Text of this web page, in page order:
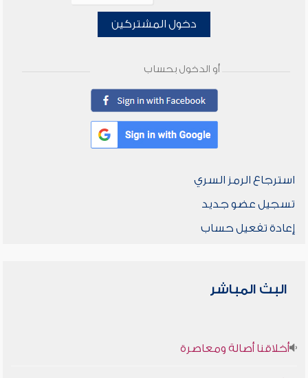
دخول المشتركين
أو الدخول بحساب
استرجاع الرمز السري
تسجيل عضو جديد
إعادة تفعيل حساب
البث المباشر
أخلاقنا أصالة ومعاصرة